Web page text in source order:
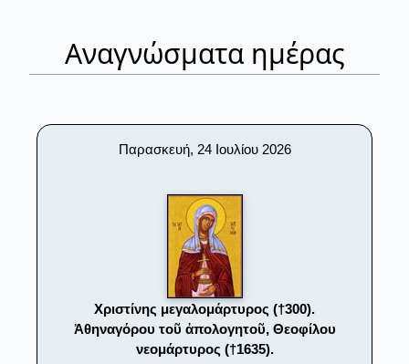
Αναγνώσματα ημέρας
Παρασκευή, 24 Ιουλίου 2026
Χριστίνης μεγαλομάρτυρος (†300).
Ἀθηναγόρου τοῦ ἀπολογητοῦ, Θεοφίλου
νεομάρτυρος (†1635).